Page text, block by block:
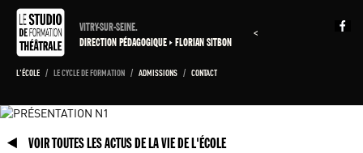
VITRY-SUR-SEINE.
DIRECTION PÉDAGOGIQUE FLORIAN SITBON
<
L'ÉCOLE / LE CYCLE DE FORMATION / ADMISSIONS / CONTACT
VOIR TOUTES LES ACTUS DE LA VIE DE L'ÉCOLE